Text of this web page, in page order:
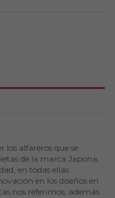
los alfareros que se
de la marca Japona,
en todas ellas
en los diseños en
nos referimos, además